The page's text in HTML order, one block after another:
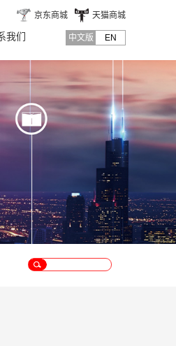
中文版 EN
天猫商城
京东商城
我们